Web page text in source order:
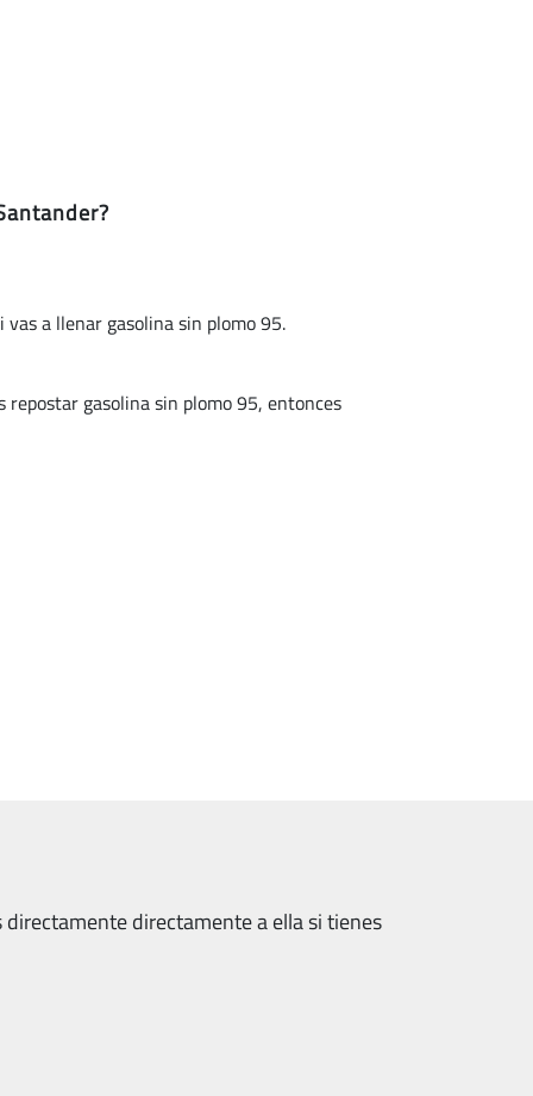
vas a llenar gasolina sin plomo 95.
repostar gasolina sin plomo 95, entonces
directamente a ella si tienes